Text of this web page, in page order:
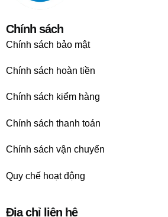
Chính sách
Chính sách bảo mật
Chính sách hoàn tiền
Chính sách kiểm hàng
Chính sách thanh toán
Chính sách vận chuyển
Quy chế hoạt động
Địa chỉ liên hệ